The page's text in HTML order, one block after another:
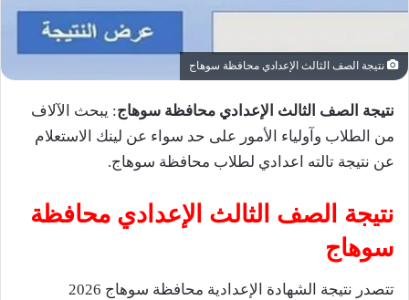
نتيجة الصف الثالث الإعدادي محافظة سوهاج
نتيجة الصف الثالث الإعدادي محافظة سوهاج: يبحث الآلاف
من الطلاب وآولياء الأمور على حد سواء عن لينك الاستعلام
عن نتيجة تالته اعدادي لطلاب محافظة سوهاج.
نتيجة الصف الثالث الإعدادي محافظة
سوهاج
تتصدر نتيجة الشهادة الإعدادية محافظة سوهاج 2026